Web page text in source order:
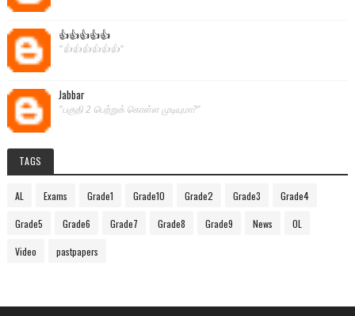
👍👍👍👍👍
"👍👍👍👍👍👍"
Jabbar
"பகுதி 2 பெற்றுக் கொள்ள முடியுமா?"
TAGS
AL Exams Grade1 Grade10 Grade2 Grade3 Grade4
Grade5 Grade6 Grade7 Grade8 Grade9 News OL
Video pastpapers